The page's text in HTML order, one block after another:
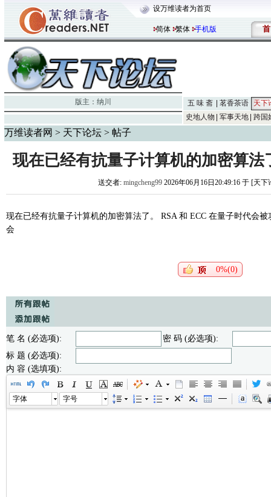
设万维读者为首页
简体 繁体 手机版 首
版主： 纳川 五 味 斋 茗香茶语
天下
史地人物
军事天地 跨国
万维读者网 > 天下论坛 > 帖子
现在已经有抗量子计算机的加密算法
送交者: mingcheng992026年06月16日20:49:16 于 [天
现在已经有抗量子计算机的加密算法了。 RSA 和 ECC 在量子时代会
会
0%(0)
笔 名 (必选项):
密 码 (必选项):
标 题 (必选项):
内 容 (选填项):
字体 字号